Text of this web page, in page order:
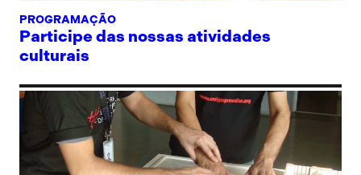
PROGRAMAÇÃO
Participe das nossas atividades
culturais